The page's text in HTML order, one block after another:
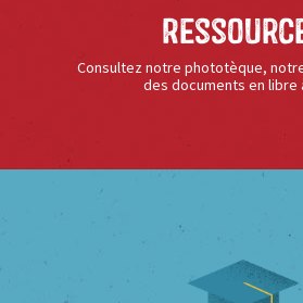
Consultez notre phototèque,
des documents en libre